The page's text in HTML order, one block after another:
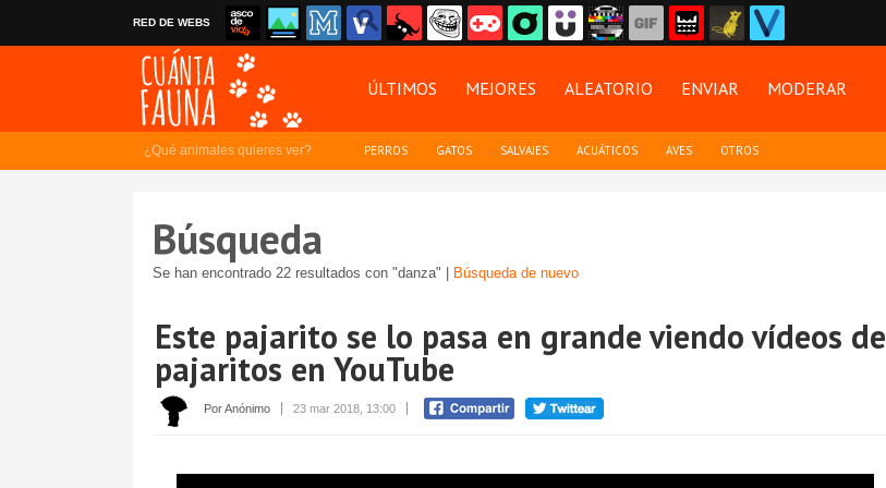
RED DE WEBS
ÚLTIMOS MEJORES ALEATORIO ENVIAR MODERAR
¿Qué animales quieres ver? PERROS GATOS SALVAJES ACUÁTICOS AVES OTROS
Búsqueda
Se han encontrado 22 resultados con "danza" | Búsqueda de nuevo
Este pajarito se lo pasa en grande viendo vídeos de
pajaritos en YouTube
Por Anónimo 23 mar 2018, 13:00